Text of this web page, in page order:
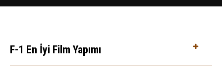
F-1 En İyi Film Yapımı